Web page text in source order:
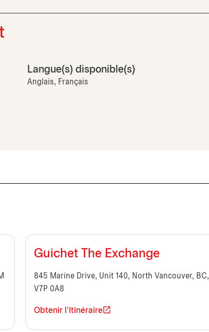
Langue(s) disponible(s)
Anglais, Français
Guichet The Exchange
845 Marine Drive, Unit 140, North Vancouver, BC,
V7P 0A8
Obtenir l'itinéraire